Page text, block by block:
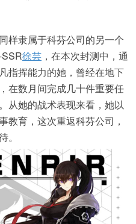
样隶属于科芬公司的另一个
徐芸 ，在本次封测中，通
指挥能力的她，曾经在地下
在数月间完成几十件重要任
从她的战术表现来看，她以
教育，这次重返科芬公司，